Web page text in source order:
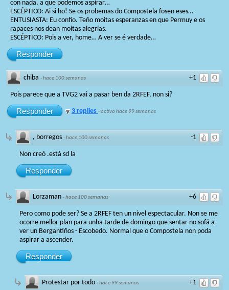
con nada, a que podemos aspirar…
ESCÉPTICO: Ai si ho! Se os probemas do Compostela fosen eses…
ENTUSIASTA: Eu confío. Teño moitas esperanzas en que Permuy e os
rapaces nos dean moitas alegrías.
ESCÉPTICO: Pois a ver, home… A ver se é verdade…
Responder
+1
chiba ·hace 100 semanas
Pois parece que a TVG2 vai a pasar ben da 2RFEF, non si?
Responder 3 replies ·activo hace 99 semanas
-1
, borregos ·hace 100 semanas
Non creó .está sd la
Responder
+6
Lorzaman ·hace 100 semanas
Pero como pode ser? Se a 2RFEF ten un nivel espectacular. Non se me
ocorre mellor plan para unha tarde de domingo que sentar no sofá a
ver un Bergantiños - Escobedo. Normal que o Compostela non poda
aspirar a ascender.
Responder
+1
Protestar por todo ·hace 99 semanas